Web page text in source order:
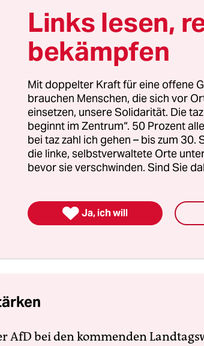
war man bei den Ermittlungen
wegen des Verdachts der
gestoßen. Da sie in keinem
Polizei stehen, wurde das
vorgeworfen, einen
im Bezirk Lichtenberg
Zuvor hatten sie laut Anklage den
seines Wagens zu öffnen, in
Insgesamt ermittelt die
50 Fällen gegen Polizisten wegen
AfD bei den kommenden
Links lesen,
bekämpfen
Mit doppelter Kraft für eine offene
brauchen Menschen, die sich vor
einsetzen, unsere Solidarität. Die
beginnt im Zentrum“. 50 Prozent
bei taz zahl ich gehen – bis zum
die linke, selbstverwaltete Orte
bevor sie verschwinden. Sind Sie
 Ja, ich will